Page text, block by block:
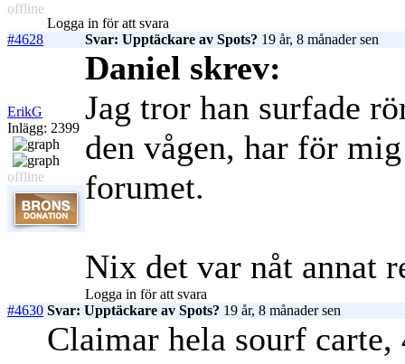
offline
Logga in för att svara
#4628
Svar: Upptäckare av Spots? 19 år, 8 månader sen
ErikG
Inlägg: 2399
offline
Daniel skrev:
Jag tror han surfade
den vågen, har för
forumet.
Nix det var nåt annat
Logga in för att svara
#4630 Svar: Upptäckare av Spots? 19 år, 8 månader sen
Claimar hela sourf carte,